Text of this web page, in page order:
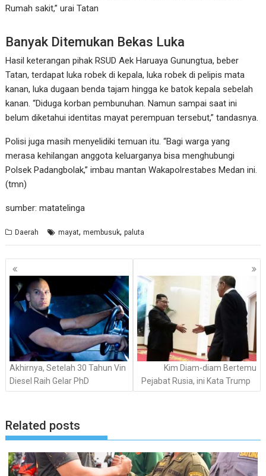
Rumah sakit,” urai Tatan
Banyak Ditemukan Bekas Luka
Hasil keterangan pihak RSUD Aek Haruaya Gunungtua, beber
Tatan, terdapat luka robek di kepala, luka robek di pelipis mata
kanan, luka dugaan benda tajam hingga ke batok kepala sebelah
kanan. “Diduga korban pembunuhan. Namun sampai saat ini
belum diketahui identitas mayat perempuan tersebut,” tandasnya.
Polisi juga masih menyelidiki temuan itu. “Bagi warga yang
merasa kehilangan anggota keluarganya bisa menghubungi
Polsek Padangbolak,” imbau mantan Wakapolrestabes Medan ini.
(tmn)
sumber: matatelinga
Daerah mayat,membusuk,paluta
Navigasi
pos
Akhirnya, Setelah 30 Tahun Vin
Diesel Raih Gelar PhD
Kim Diam-diam Bertemu
Pejabat Rusia, ini Kata Trump
Related posts